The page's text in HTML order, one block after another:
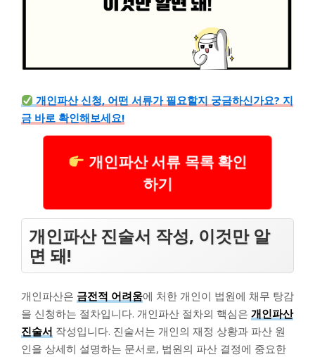
개인파산 신청, 어떤 서류가 필요할지 궁금하신가요? 지
금 바로 확인해보세요!
개인파산 서류 목록 확인
하기
개인파산 진술서 작성, 이것만 알
면 돼!
개인파산은 금전적 어려움에 처한 개인이 법원에 채무 탕감
을 신청하는 절차입니다. 개인파산 절차의 핵심은 개인파산
진술서 작성입니다. 진술서는 개인의 재정 상황과 파산 원
인을 상세히 설명하는 문서로, 법원의 파산 결정에 중요한